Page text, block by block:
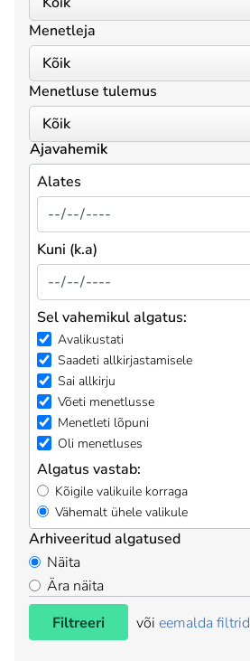
Menetleja
Menetluse tulemus
Ajavahemik
Alates
Kuni (k.a)
Sel vahemikul algatus:
Avalikustati
Saadeti allkirjastamisele
Sai allkirju
Võeti menetlusse
Menetleti lõpuni
Oli menetluses
Algatus vastab:
Kõigile valikuile korraga
Vähemalt ühele valikule
Arhiveeritud algatused
Näita
Ära näita
Filtreeri
või eemalda filtrid